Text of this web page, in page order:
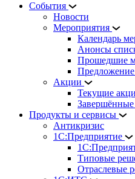
События
Новости
Мероприятия
Календарь
Анонсы
Прошедшие
Предложение
Акции
Текущие
Продукты и сервисы
Антикризис
1С:Предприятие
Типовые
Отраслевые